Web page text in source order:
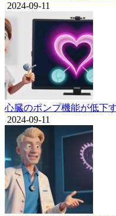
2024-09-11
心臓のポンプ機能が低下
2024-09-11